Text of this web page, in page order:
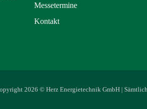
Messetermine
Kontakt
2026 © Herz Energietechnik GmbH |